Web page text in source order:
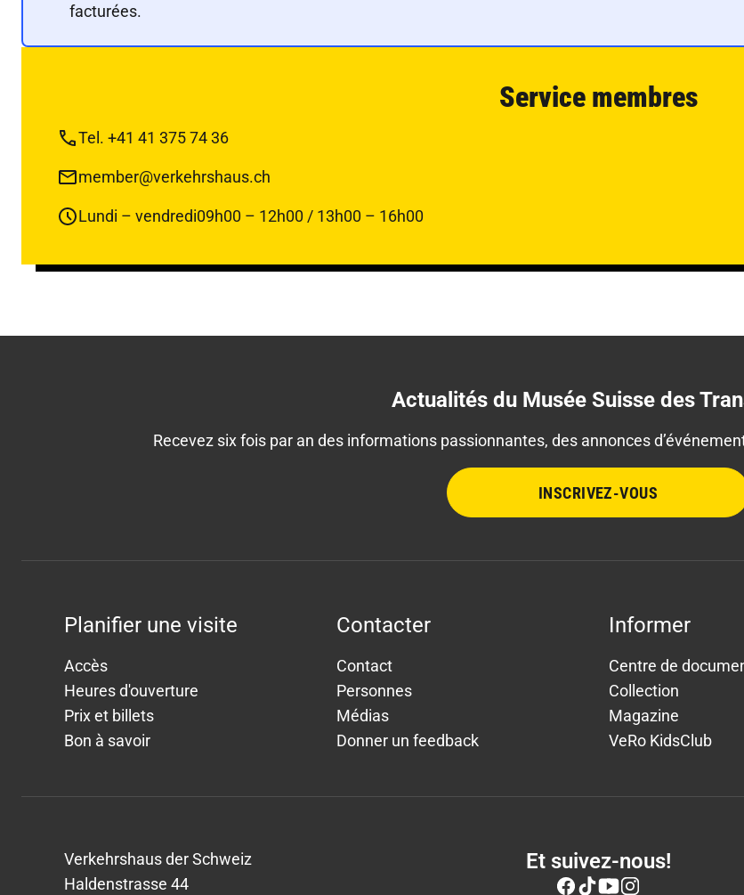
facturées.
Service membres
Tel. +41 41 375 74 36
member@verkehrshaus.ch
Lundi – vendredi09h00 – 12h00 / 13h00 – 16h00
Actualités du Musée Suisse des
Recevez six fois par an des informations passionnantes, des annonces
INSCRIVEZ-VOUS
Planifier une visite
Accès
Heures d'ouverture
Prix et billets
Bon à savoir
Contacter
Contact
Personnes
Médias
Donner un feedback
Informer
Centre de
Collection
Magazine
VeRo KidsClub
Verkehrshaus der Schweiz
Haldenstrasse 44
Et suivez-nous!